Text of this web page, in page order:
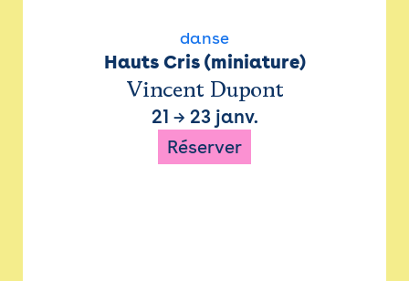
danse
Hauts Cris (miniature)
Vincent Dupont
21 → 23 janv.
Réserver